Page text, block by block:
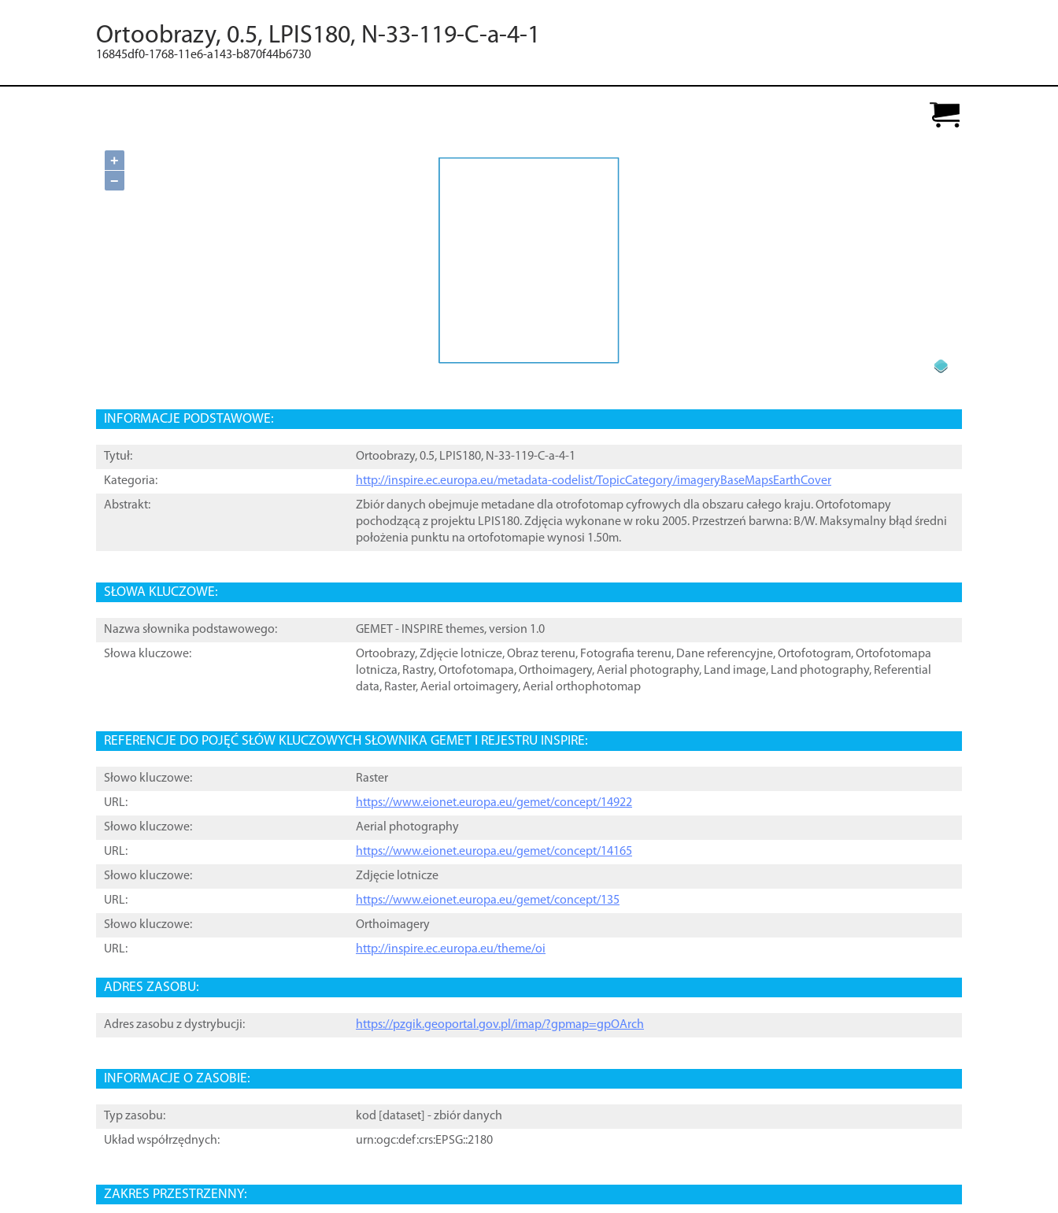
Ortoobrazy, 0.5, LPIS180, N-33-119-C-a-4-1
16845df0-1768-11e6-a143-b870f44b6730
+
−
INFORMACJE PODSTAWOWE:
Tytuł:
Ortoobrazy, 0.5, LPIS180, N-33-119-C-a-4-1
Kategoria:
http://inspire.ec.europa.eu/metadata-codelist/TopicCategory/imageryBaseMapsEarthCover
Abstrakt:
Zbiór danych obejmuje metadane dla otrofotomap cyfrowych dla obszaru całego kraju. Ortofotomapy
pochodzącą z projektu LPIS180. Zdjęcia wykonane w roku 2005. Przestrzeń barwna: B/W. Maksymalny błąd średni
położenia punktu na ortofotomapie wynosi 1.50m.
SŁOWA KLUCZOWE:
Nazwa słownika podstawowego:
GEMET - INSPIRE themes, version 1.0
Słowa kluczowe:
Ortoobrazy,Zdjęcie lotnicze,Obraz terenu, Fotografia terenu, Dane referencyjne,Ortofotogram,Ortofotomapa
lotnicza, Rastry,Ortofotomapa,Orthoimagery,Aerial photography, Land image, Land photography, Referential
data, Raster,Aerial ortoimagery,Aerial orthophotomap
REFERENCJE DO POJĘĆ SŁÓW KLUCZOWYCH SŁOWNIKA GEMET I REJESTRU INSPIRE:
Słowo kluczowe:
Raster
URL:
https://www.eionet.europa.eu/gemet/concept/14922
Słowo kluczowe:
Aerial photography
URL:
https://www.eionet.europa.eu/gemet/concept/14165
Słowo kluczowe:
Zdjęcie lotnicze
URL:
https://www.eionet.europa.eu/gemet/concept/135
Słowo kluczowe:
Orthoimagery
URL:
http://inspire.ec.europa.eu/theme/oi
ADRES ZASOBU:
Adres zasobu z dystrybucji: https://pzgik.geoportal.gov.pl/imap/?gpmap=gpOArch
INFORMACJE O ZASOBIE:
Typ zasobu: kod [ dataset ] - zbiór danych
Układ współrzędnych:
urn:ogc:def:crs:EPSG::2180
ZAKRES PRZESTRZENNY: